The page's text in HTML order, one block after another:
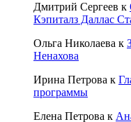
Дмитрий Сергеев к
Кэпиталз Даллас
Ольга Николаева к
Ненахова
Ирина Петрова к
программы
Елена Петрова к